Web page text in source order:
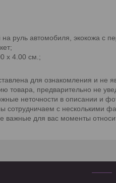
на руль автомобиля, экокожа с
х 4.00 см.;
для ознакомления и не
товара, предварительно не
неточности в описании и
сотрудничаем с несколькими
важные для вас моменты